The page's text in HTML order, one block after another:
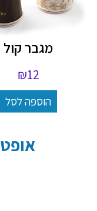
מגבר קול
₪12
הוספה לסל